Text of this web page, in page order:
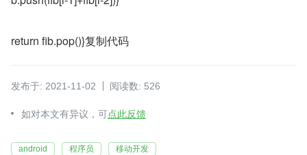
return fib.pop()}复制代码
发布于: 2021-11-02 阅读数: 526
如对本文有异议，可点此反馈
android 程序员 移动开发